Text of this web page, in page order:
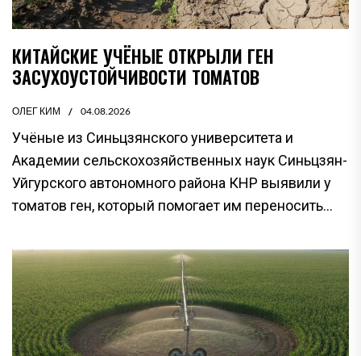
КИТАЙСКИЕ УЧЁНЫЕ ОТКРЫЛИ ГЕН
ЗАСУХОУСТОЙЧИВОСТИ ТОМАТОВ
ОЛЕГ КИМ 04.08.2026
Учёные из Синьцзянского университета и
Академии сельскохозяйственных наук Синьцзян-
Уйгурского автономного района КНР выявили у
томатов ген, который помогает им переносить...